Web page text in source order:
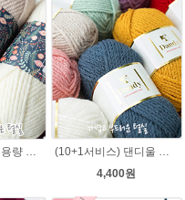
4,400원